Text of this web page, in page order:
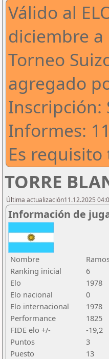
Válido al
diciembre a
Torneo
agregado
Inscripción:
Informes:
Es requisito
TORRE
Última actualización11.12.2025
Información de
Nombre
Ranking inicial
6
Elo
1978
Elo nacional
0
Elo internacional
1978
Performance
1825
FIDE elo +/-
-19,2
Puntos
3
Puesto
13